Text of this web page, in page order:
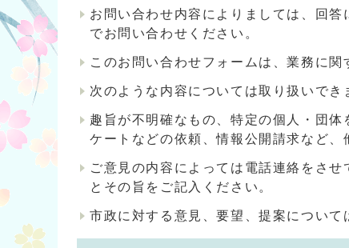
お問い合わせ内容によりましては、回
でお問い合わせください。
このお問い合わせフォームは、業務に
次のような内容については取り扱いでき
趣旨が不明確なもの、特定の個人・団
ケートなどの依頼、情報公開請求など
ご意見の内容によっては電話連絡をさ
とその旨をご記入ください。
市政に対する意見、要望、提案について